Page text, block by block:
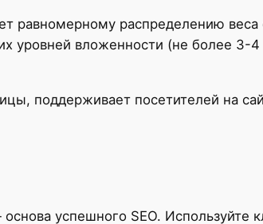
равномерному распределению веса
уровней вложенности (не более 3-4
поддерживает посетителей на
успешного SEO. Используйте